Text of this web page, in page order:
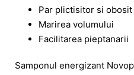
Par plictisitor si obosit
Marirea volumului
Facilitarea pieptanarii
Samponul energizant